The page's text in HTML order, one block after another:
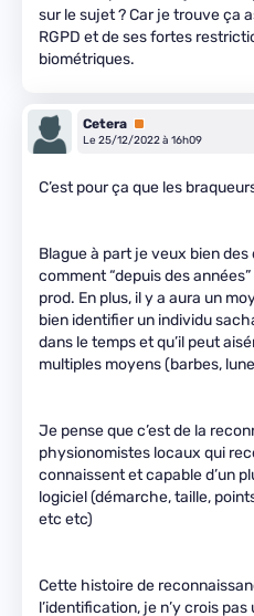
sur le sujet ? Car je trouve ça
RGPD et de ses fortes
biométriques.
Cetera Premium
Le 25/12/2022 à 16h09
C’est pour ça que les
Blague à part je veux bien
comment “depuis des
prod. En plus, il y a aura un
bien identifier un individu
dans le temps et qu’il peut
multiples moyens (barbes,
Je pense que c’est de la
physionomistes locaux qui
connaissent et capable d’un
logiciel (démarche, taille,
etc etc)
Cette histoire de
l’identification, je n’y crois pas